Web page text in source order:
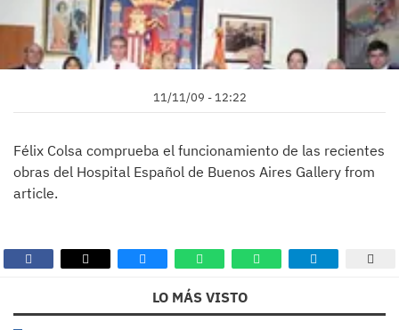
11/11/09 - 12:22
Félix Colsa comprueba el funcionamiento de las recientes
obras del Hospital Español de Buenos Aires Gallery from
article.
LO MÁS VISTO